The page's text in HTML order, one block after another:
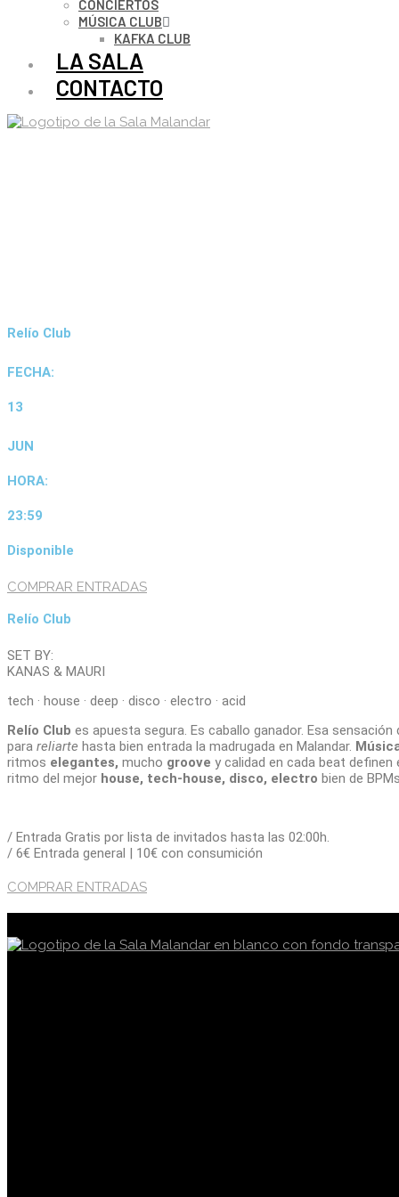
CONCIERTOS
MÚSICA CLUB
KAFKA CLUB
LA SALA
CONTACTO
Relío Club
FECHA:
13
JUN
HORA:
23:59
Disponible
COMPRAR ENTRADAS
Relío Club
SET BY:
KANAS & MAURI
tech · house · deep · disco · electro · acid
Relío Club es apuesta segura. Es caballo ganador. Esa
para reliarte hasta bien entrada la madrugada en Malandar.
ritmos elegantes, mucho groove y calidad en cada beat
ritmo del mejor house, tech-house, disco, electro bien de
/ Entrada Gratis por lista de invitados hasta las 02:00h.
/ 6€ Entrada general | 10€ con consumición
COMPRAR ENTRADAS